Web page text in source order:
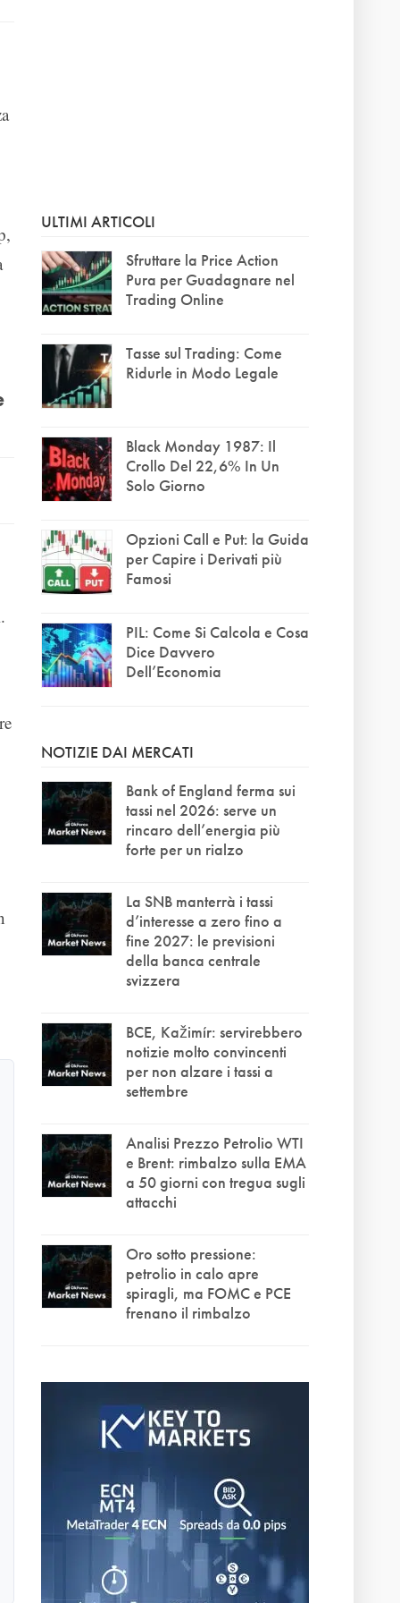
ULTIMI ARTICOLI
Sfruttare la Price Action
Pura per Guadagnare nel
Trading Online
Tasse sul Trading: Come
Ridurle in Modo Legale
Black Monday 1987: Il
Crollo Del 22,6% In Un
Solo Giorno
Opzioni Call e Put: la Guida
per Capire i Derivati più
Famosi
PIL: Come Si Calcola e Cosa
Dice Davvero
Dell’Economia
NOTIZIE DAI MERCATI
Bank of England ferma sui
tassi nel 2026: serve un
rincaro dell’energia più
forte per un rialzo
La SNB manterrà i tassi
d’interesse a zero fino a
fine 2027: le previsioni
della banca centrale
svizzera
BCE, Kažimír: servirebbero
notizie molto convincenti
per non alzare i tassi a
settembre
Analisi Prezzo Petrolio WTI
e Brent: rimbalzo sulla EMA
a 50 giorni con tregua sugli
attacchi
Oro sotto pressione:
petrolio in calo apre
spiragli, ma FOMC e PCE
frenano il rimbalzo